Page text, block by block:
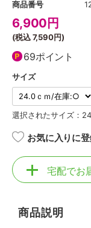
商品番号
6,900 円
(税込7,590円)
69ポイント
サイズ
選択されたサイズ：
お気に入りに
宅配でお
商品説明